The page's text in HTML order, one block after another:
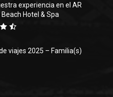
experiencia en el AR
Hotel & Spa
viajes 2025 – Familia(s)